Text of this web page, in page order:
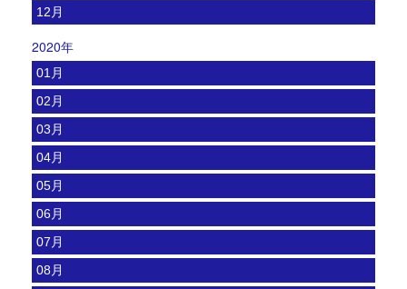
12月
2020年
01月
02月
03月
04月
05月
06月
07月
08月